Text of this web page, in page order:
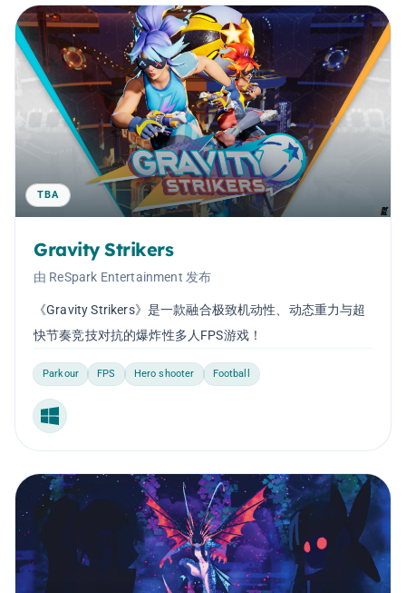
TBA
Gravity Strikers
由 ReSpark Entertainment 发布
《Gravity Strikers》是一款融合极致机动性、动态重力与超
快节奏竞技对抗的爆炸性多人FPS游戏！
Parkour FPS Hero shooter Football
Windows